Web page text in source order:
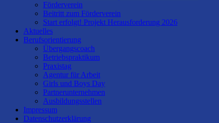
Förderverein
Beitritt zum Förderverein
Start erfolgt! Projekt Herausforderung 2026
Aktuelles
Berufsorientierung
Übergangscoach
Betriebspraktikum
Praxistag
Agentur für Arbeit
Girls und Boys Day
Partnerunternehmen
Ausbildungsstellen
Impressum
Datenschutzerklärung